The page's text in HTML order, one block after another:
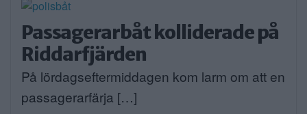
Passagerarbåt kolliderade på
Riddarfjärden
På lördagseftermiddagen kom larm om att en
passagerarfärja […]